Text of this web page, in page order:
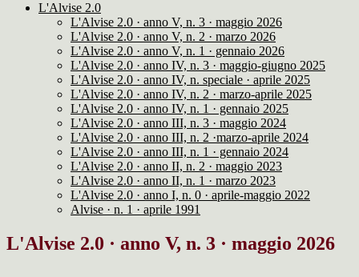
L'Alvise 2.0
L'Alvise 2.0 · anno V, n. 3 · maggio 2026
L'Alvise 2.0 · anno V, n. 2 · marzo 2026
L'Alvise 2.0 · anno V, n. 1 · gennaio 2026
L'Alvise 2.0 · anno IV, n. 3 · maggio-giugno 2025
L'Alvise 2.0 · anno IV, n. speciale · aprile 2025
L'Alvise 2.0 · anno IV, n. 2 · marzo-aprile 2025
L'Alvise 2.0 · anno IV, n. 1 · gennaio 2025
L'Alvise 2.0 · anno III, n. 3 · maggio 2024
L'Alvise 2.0 · anno III, n. 2 ·marzo-aprile 2024
L'Alvise 2.0 · anno III, n. 1 · gennaio 2024
L'Alvise 2.0 · anno II, n. 2 · maggio 2023
L'Alvise 2.0 · anno II, n. 1 · marzo 2023
L'Alvise 2.0 · anno I, n. 0 · aprile-maggio 2022
Alvise · n. 1 · aprile 1991
L'Alvise 2.0 · anno V, n. 3 · maggio 2026